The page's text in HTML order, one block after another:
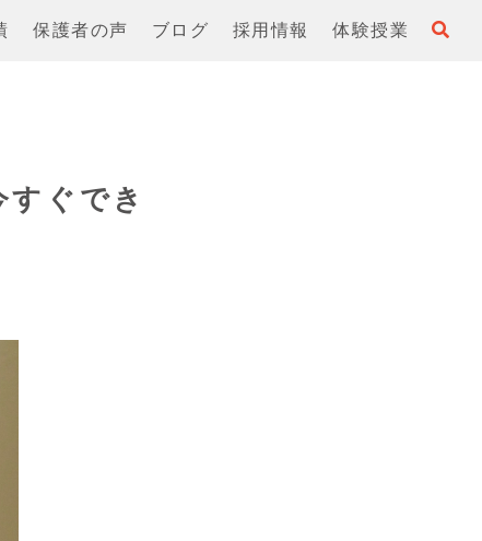
保護者の声 ブログ 採用情報 体験授業
ぐでき